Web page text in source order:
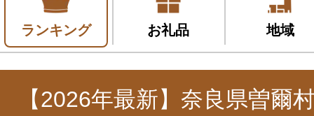
ランキング お礼品 地域
【2026年最新】奈良県曽爾